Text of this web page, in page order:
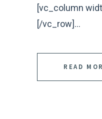
[vc_column
[/vc_row]...
READ